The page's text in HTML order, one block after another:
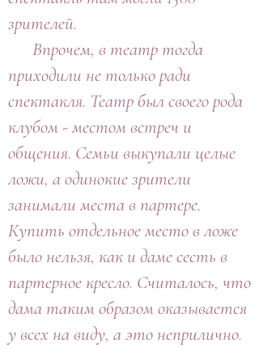
зрителей.
Впрочем, в театр тогда
приходили не только ради
спектакля. Театр был своего рода
клубом - местом встреч и
общения. Семьи выкупали целые
ложи, а одинокие зрители
занимали места в партере.
Купить отдельное место в ложе
было нельзя, как и даме сесть в
партерное кресло. Считалось, что
дама таким образом оказывается
у всех на виду, а это неприлично.